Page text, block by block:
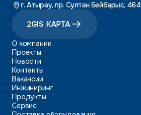
г. Атырау, пр. Султан Бейбарыс, 464
2GIS КАРТА
О компании
Проекты
Новости
Контакты
Вакансии
Инжиниринг
Продукты
Сервис